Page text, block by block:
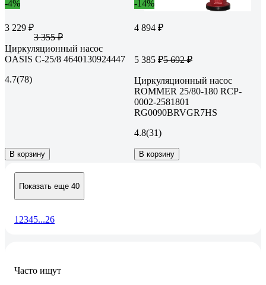
-4%
3 229 ₽
3 355 ₽
Циркуляционный насос
OASIS C-25/8 4640130924447
4.7(78)
В корзину
-14%
4 894 ₽
5 385 ₽5 692 ₽
Циркуляционный насос
ROMMER 25/80-180 RCP-
0002-2581801
RG0090BRVGR7HS
4.8(31)
В корзину
Показать еще 40
1 2345...26
Часто ищут